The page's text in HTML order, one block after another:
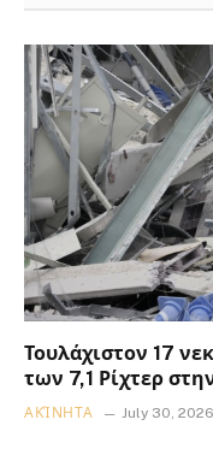
Τουλάχιστον 17
των 7,1 Ρίχτερ
ΑΚΊΝΗΤΑ July 30, 2026